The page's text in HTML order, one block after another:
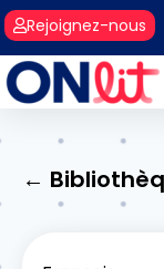
Rejoignez-nous
←